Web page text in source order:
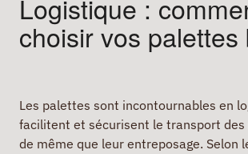
Logistique :
choisir vos palettes
Les palettes sont incontournables en
facilitent et sécurisent le transport des
de même que leur entreposage. Selon